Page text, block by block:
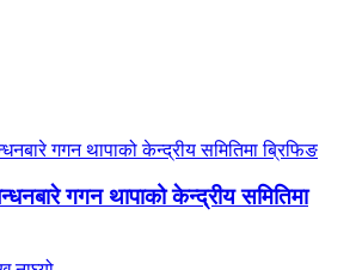
गगन थापाको केन्द्रीय समितिमा